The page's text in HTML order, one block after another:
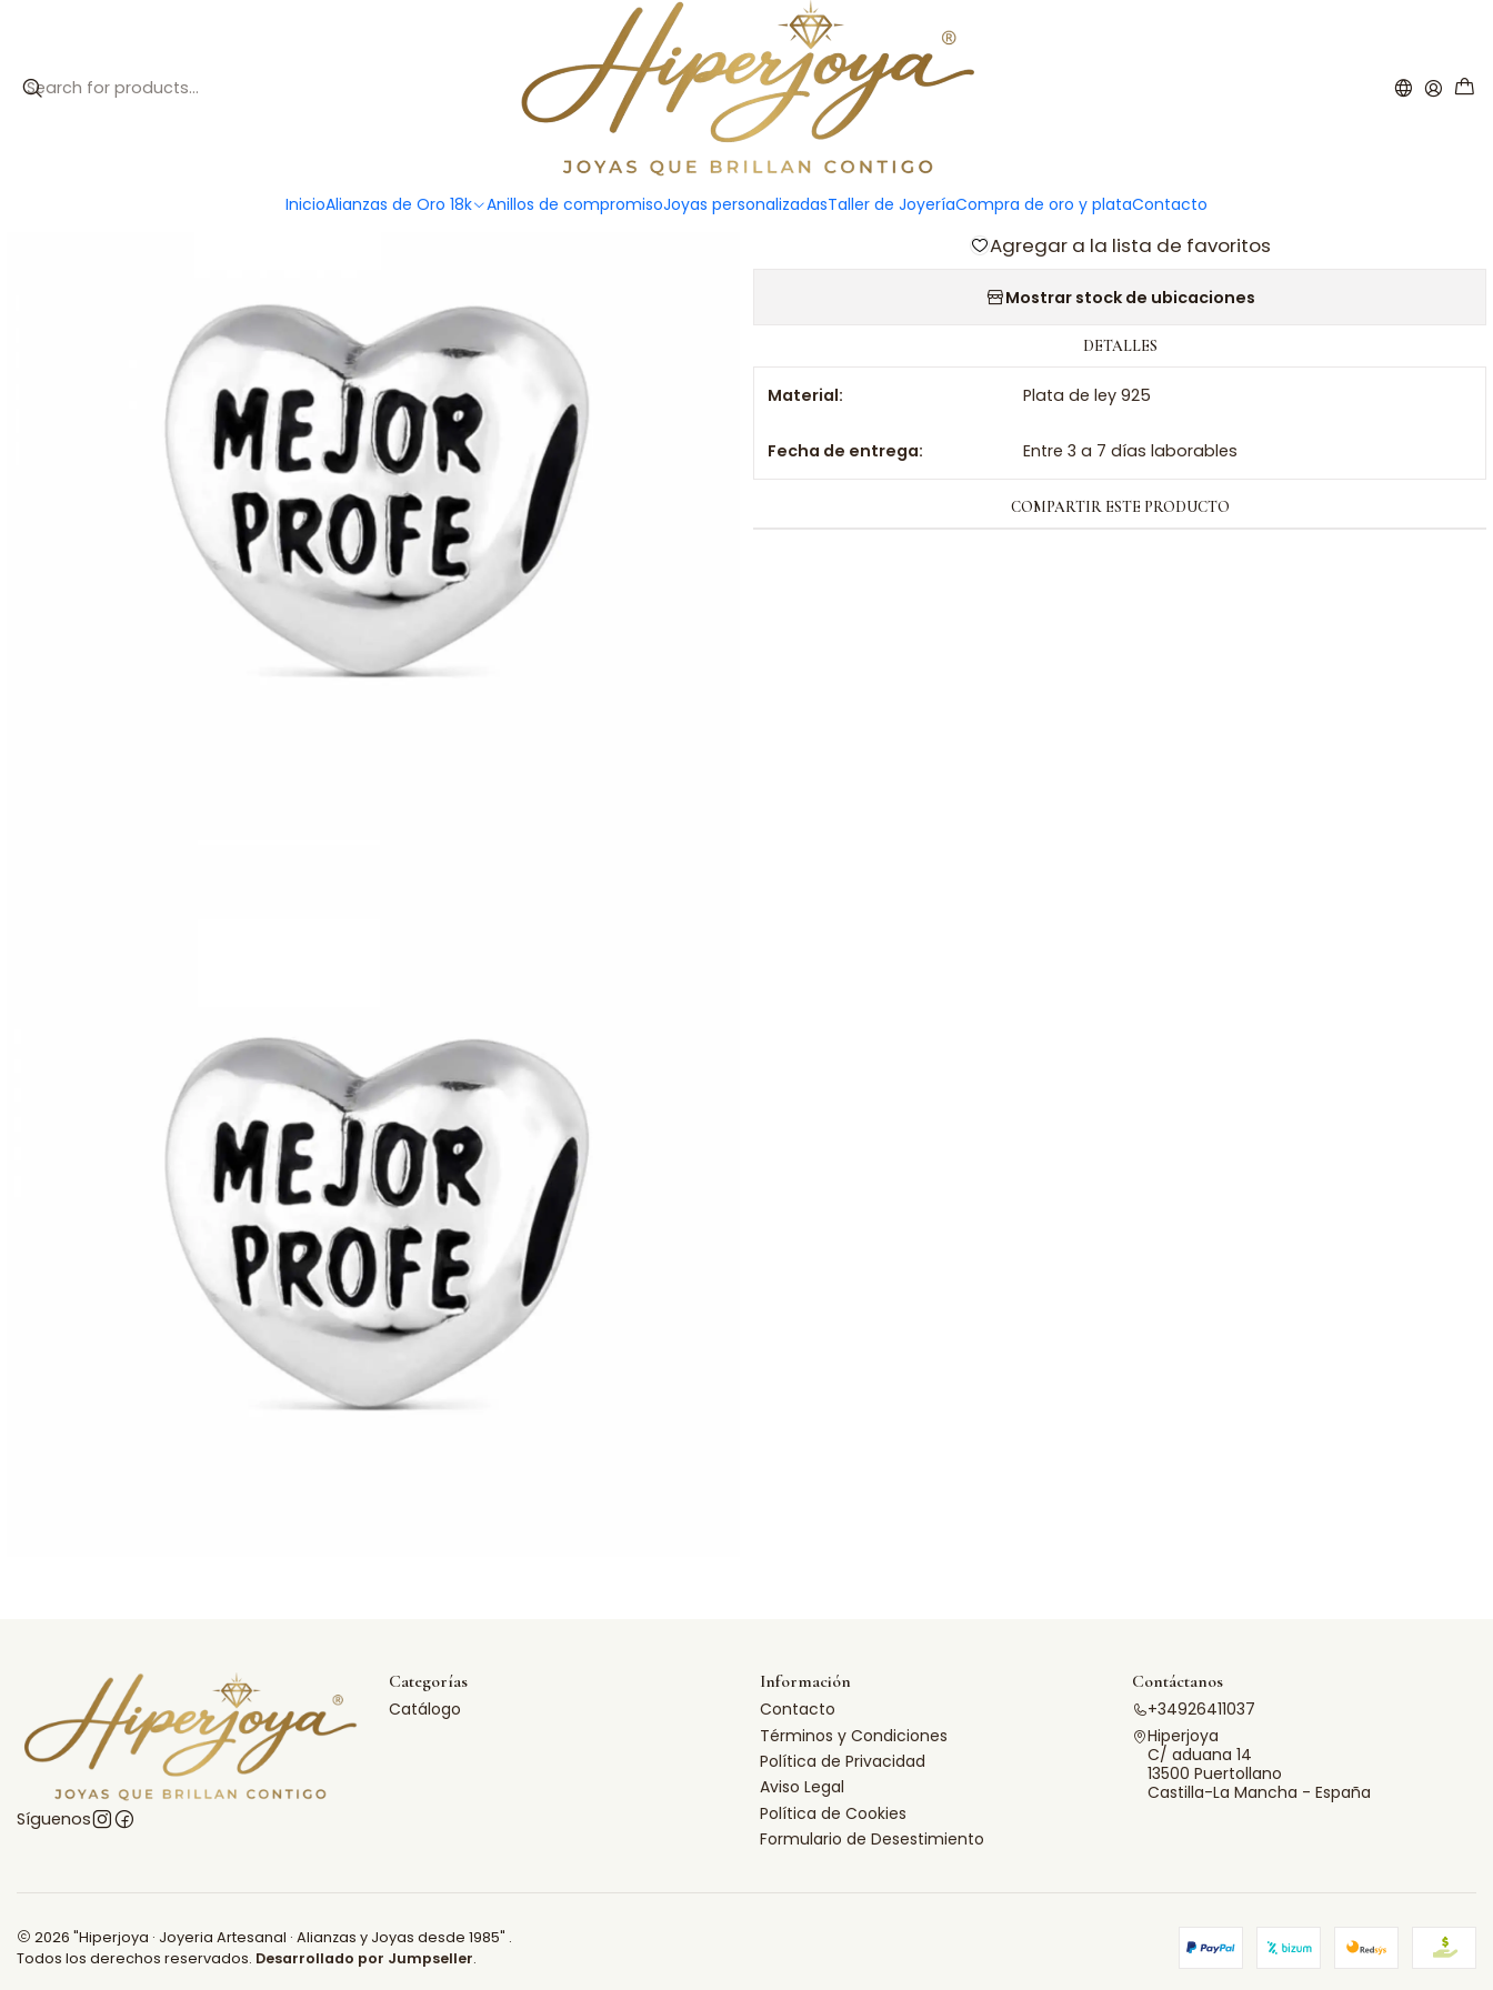
InicioAlianzas de Oro 18k Anillos de compromisoJoyas personalizadasTaller de JoyeríaCompra de oro y plataContacto
Cantidad
Agregar al carro
Agregar a la lista de favoritos
Mostrar stock de ubicaciones
DETALLES
Material: Plata de ley 925
Fecha de entrega: Entre 3 a 7 días laborables
COMPARTIR ESTE PRODUCTO
Síguenos
Categorías
Catálogo
Información
Contacto
Términos y Condiciones
Política de Privacidad
Aviso Legal
Política de Cookies
Formulario de Desestimiento
Contáctanos
+34926411037
Hiperjoya
C/ aduana 14
13500 Puertollano
Castilla-La Mancha - España
2026 "Hiperjoya · Joyeria Artesanal · Alianzas y Joyas desde 1985" .
Todos los derechos reservados. Desarrollado por Jumpseller.